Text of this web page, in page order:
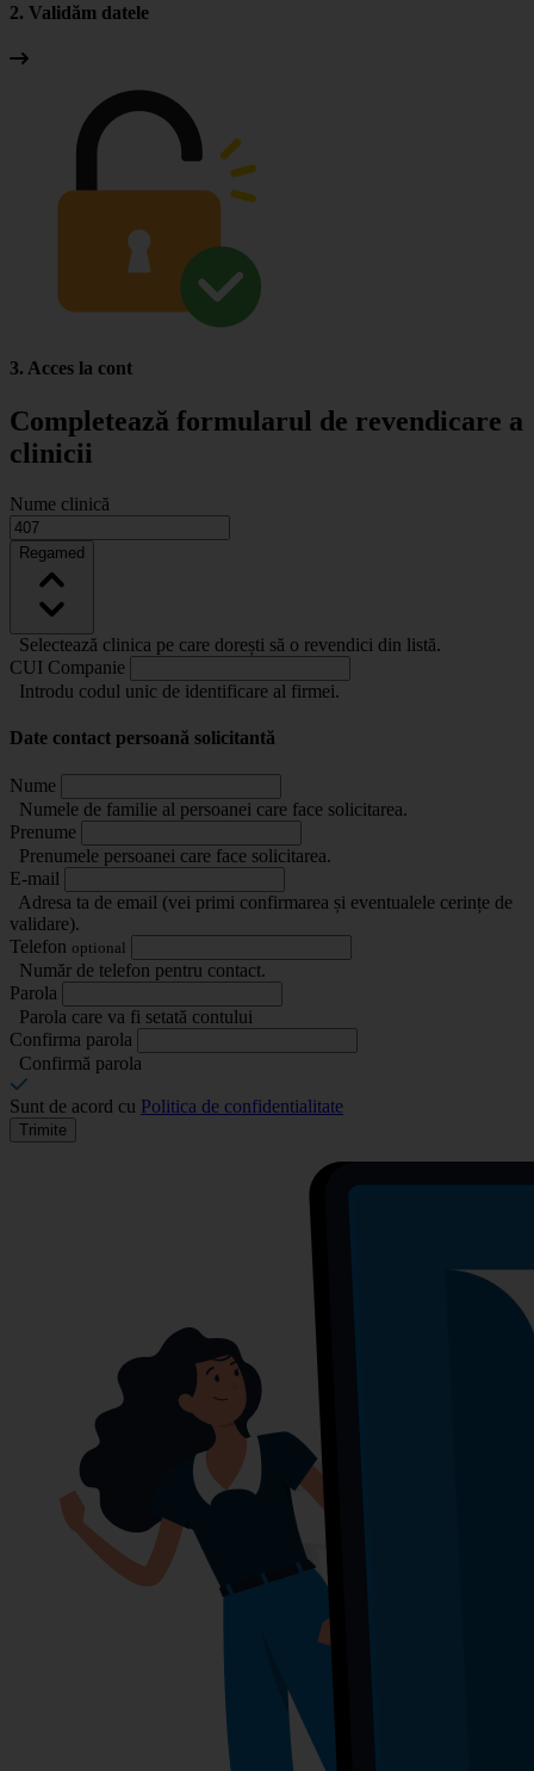
2. Validăm datele
3. Acces la cont
Completează formularul de revendicare a
clinicii
Nume clinică
Regamed
Selectează clinica pe care dorești să o revendici din listă.
CUI Companie
Introdu codul unic de identificare al firmei.
Date contact persoană solicitantă
Nume
Numele de familie al persoanei care face solicitarea.
Prenume
Prenumele persoanei care face solicitarea.
E-mail
Adresa ta de email (vei primi confirmarea și eventualele cerințe de
validare).
Telefon optional
Număr de telefon pentru contact.
Parola
Parola care va fi setată contului
Confirma parola
Confirmă parola
Sunt de acord cu Politica de confidentialitate
Trimite